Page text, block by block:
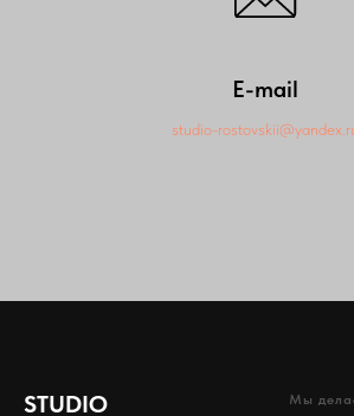
E-mail
studio-
STUDIO Мы